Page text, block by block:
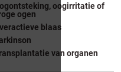
oogirritatie of
ogen
blaas
van organen